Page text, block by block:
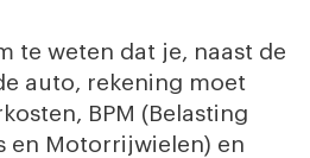
te weten dat je, naast de
auto, rekening moet
BPM (Belasting
en Motorrijwielen) en